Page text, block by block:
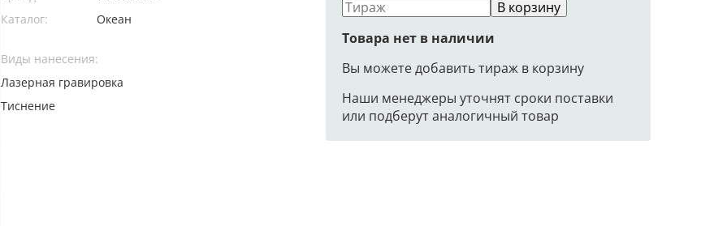
В корзину
Товара нет в наличии
Вы можете добавить тираж в корзину
Наши менеджеры уточнят сроки поставки
или подберут аналогичный товар
Каталог:
Океан
Виды нанесения:
Лазерная гравировка
Тиснение